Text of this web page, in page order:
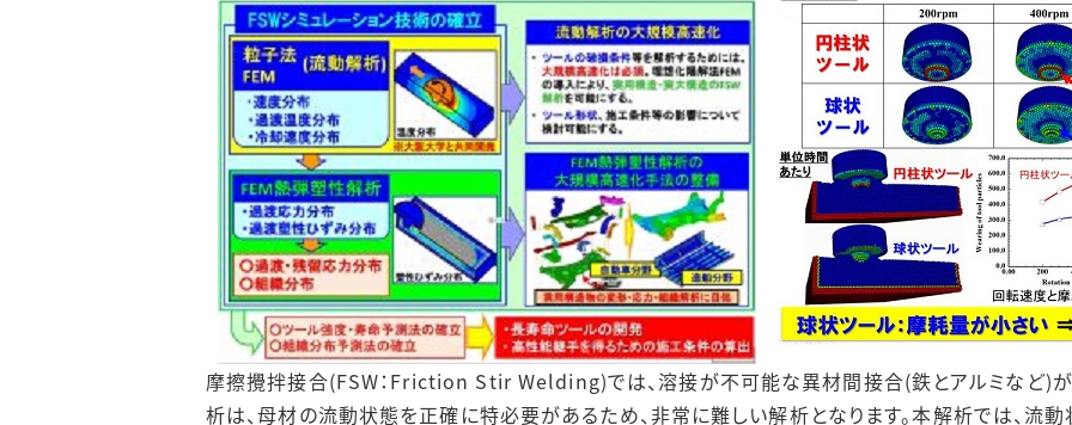
摩擦攪拌接合(FSW：Friction Stir Welding)では、溶接が不可能な異材間接合(鉄とアルミなど)
析は、母材の流動状態を正確に特必要があるため、非常に難しい解析となります。本解析では、流